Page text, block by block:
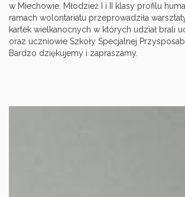
w Miechowie. Młodzież I i II klasy profilu
ramach wolontariatu przeprowadziła
kartek wielkanocnych w których udział brali
oraz uczniowie Szkoły Specjalnej
Bardzo dziękujemy i zapraszamy.